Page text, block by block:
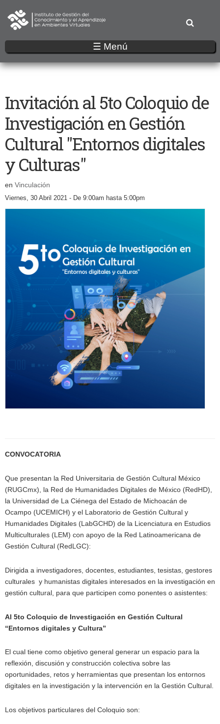
al
contenido
principal
☰ Menú
Invitación al 5to Coloquio de
Investigación en Gestión
Cultural "Entornos digitales
y Culturas"
en Vinculación
Viernes, 30 Abril 2021 - De 9:00am hasta 5:00pm
CONVOCATORIA
Que presentan la Red Universitaria de Gestión Cultural México
(RUGCmx), la Red de Humanidades Digitales de México (RedHD),
la Universidad de La Ciénega del Estado de Michoacán de
Ocampo (UCEMICH) y el Laboratorio de Gestión Cultural y
Humanidades Digitales (LabGCHD) de la Licenciatura en Estudios
Multiculturales (LEM) con apoyo de la Red Latinoamericana de
Gestión Cultural (RedLGC):
Dirigida a investigadores, docentes, estudiantes, tesistas, gestores
culturales y humanistas digitales interesados en la investigación en
gestión cultural, para que participen como ponentes o asistentes:
Al 5to Coloquio de Investigación en Gestión Cultural
“Entornos digitales y Cultura”
El cual tiene como objetivo general generar un espacio para la
reflexión, discusión y construcción colectiva sobre las
oportunidades, retos y herramientas que presentan los entornos
digitales en la investigación y la intervención en la Gestión Cultural.
Los objetivos particulares del Coloquio son: